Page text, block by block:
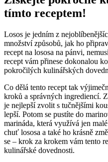
tímto receptem!
Losos je jedním z
množství způsobů, jak ho
recept na lososa na pánvi,
recept vám přinese dokonalou
pokročilých kulinářských
Co dělá tento recept tak
kroků a správných ingrediencí.
je nejlepší zvolit s tučnějšími
lepší. Potom se pustíte do
marináda, která využívá jen
chuť lososa a také ho krásně
se – krok za krokem vám tento
kulinářské dovednosti.